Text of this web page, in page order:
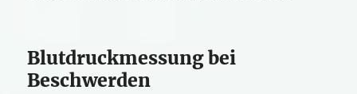
Blutdruckmessung bei
Beschwerden